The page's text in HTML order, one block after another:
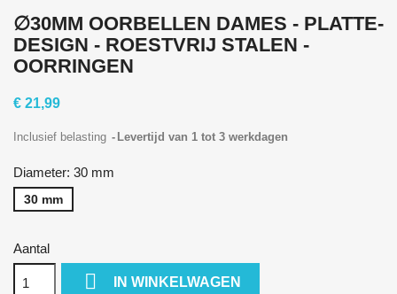
∅30MM OORBELLEN DAMES - PLATTE-
DESIGN - ROESTVRIJ STALEN -
OORRINGEN
€ 21,99
Inclusief belasting Levertijd van 1 tot 3 werkdagen
Diameter: 30 mm
30 mm
Aantal
 IN WINKELWAGEN